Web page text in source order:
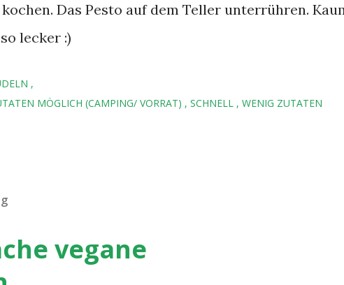
Das Pesto auf dem Teller unterrühren.
lecker :)
MÖGLICH (CAMPING/ VORRAT)
SCHNELL WENIG ZUTATEN
vegane